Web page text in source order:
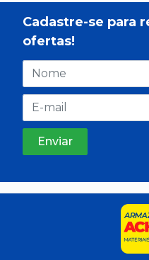
Cadastre-se para
ofertas!